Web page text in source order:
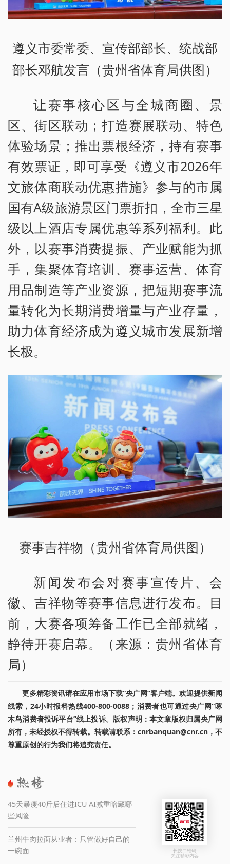
遵义市委常委、宣传部部长、统战部
部长邓航发言（贵州省体育局供图）
让赛事核心区与全城商圈、景
区、街区联动；打造赛展联动、特色
体验场景；推出票根经济，持有赛事
有效票证，即可享受《遵义市2026年
文旅体商联动优惠措施》参与的市属
国有A级旅游景区门票折扣，全市三星
级以上酒店专属优惠等系列福利。此
外，以赛事消费提振、产业赋能为抓
手，集聚体育培训、赛事运营、体育
用品制造等产业资源，把短期赛事流
量转化为长期消费增量与产业存量，
助力体育经济成为遵义城市发展新增
长极。
赛事吉祥物（贵州省体育局供图）
新闻发布会对赛事宣传片、会
徽、吉祥物等赛事信息进行发布。目
前，大赛各项筹备工作已全部就绪，
静待开赛启幕。（来源：贵州省体育
局）
更多精彩资讯请在应用市场下载“央广网”客户端。欢迎提供新闻
线索，24小时报料热线400-800-0088；消费者也可通过央广网“啄
木鸟消费者投诉平台”线上投诉。版权声明：本文章版权归属央广网
所有，未经授权不得转载。转载请联系：cnrbanquan@cnr.cn，不
尊重原创的行为我们将追究责任。
45天暴瘦40斤后住进ICU AI减重暗藏哪
些风险
兰州牛肉拉面从业者：只管做好自己的
一碗面
长按二维码
关注精彩内容